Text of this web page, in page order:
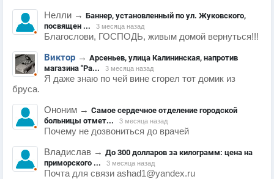
Нелли → Баннер, установленный по ул. Жуковского,
посвящен ...
3 месяца назад
Благослови, ГОСПОДЬ, живым домой вернуться!!!
Виктор → Арсеньев, улица Калининская, напротив
магазина "Ра...
3 месяца назад
Я даже знаю по чей вине сгорел тот домик из
бруса.
Ононим → Самое сердечное отделение городской
больницы отмет...
3 месяца назад
Почему не дозвониться до врачей
Владислав → До 300 долларов за килограмм: цена на
приморского ...
3 месяца назад
Почта для связи ashad1@yandex.ru